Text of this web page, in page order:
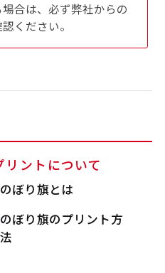
合は、必ず弊社からの
ください。
リントについて
のぼり旗とは
のぼり旗のプリント方
法
間に紐を通します。壁
役立ち！
ー(60x84)
間に紐を通します。壁
役立ち！
ー(84x60)